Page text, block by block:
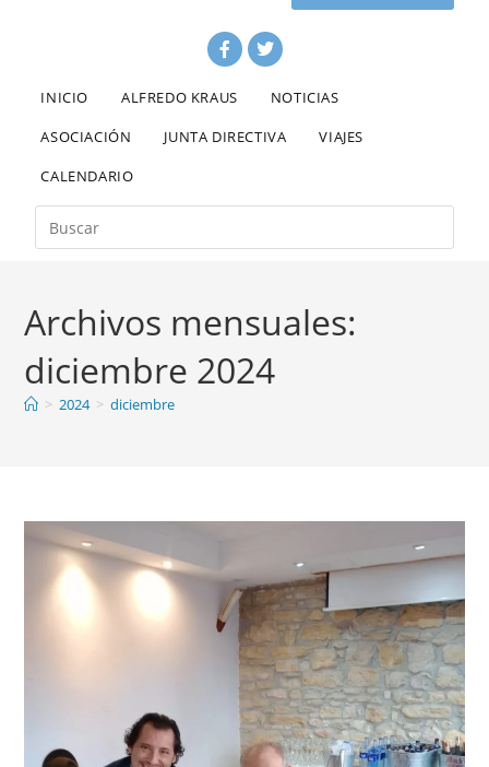
INICIO ALFREDO KRAUS
NOTICIAS
ASOCIACIÓN
JUNTA DIRECTIVA
VIAJES
CALENDARIO
Archivos mensuales:
diciembre 2024
> 2024 > diciembre